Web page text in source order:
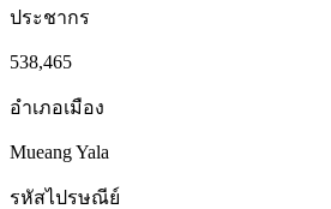
ประชากร
538,465
อำเภอเมือง
Mueang Yala
รหัสไปรษณีย์